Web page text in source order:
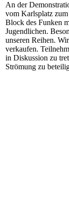
An der
vom Karlsplatz
Block des Funken
Jugendlichen.
unseren Reihen.
verkaufen.
in Diskussion zu
Strömung zu